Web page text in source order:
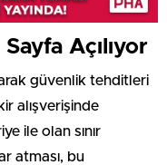
Açılıyor
güvenlik tehditleri
alışverişinde
ile olan sınır
atması, bu